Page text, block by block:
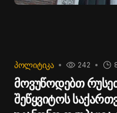
ᲞᲝᲚᲘᲢᲘᲙᲐ 242
მოვუწოდებთ
შეწყვიტოს